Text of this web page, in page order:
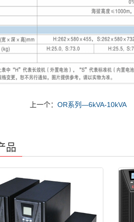
上一个：OR系列—6kVA-10kVA
品